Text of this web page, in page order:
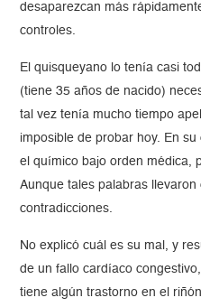
desaparezcan más
controles.
El quisqueyano lo tenía casi
(tiene 35 años de nacido)
tal vez tenía mucho tiempo
imposible de probar hoy. En
el químico bajo orden médica,
Aunque tales palabras llevaron
contradicciones.
No explicó cuál es su mal, y
de un fallo cardíaco
tiene algún trastorno en el